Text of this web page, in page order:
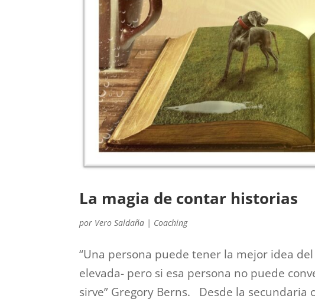
La magia de contar historias
por Vero Saldaña | Coaching
“Una persona puede tener la mejor idea
elevada- pero si esa persona no puede
sirve” Gregory Berns. Desde la